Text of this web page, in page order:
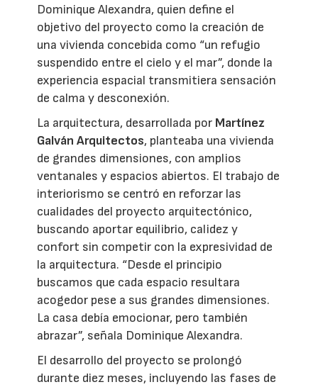
Dominique Alexandra, quien define el
objetivo del proyecto como la creación de
una vivienda concebida como “un refugio
suspendido entre el cielo y el mar”, donde la
experiencia espacial transmitiera sensación
de calma y desconexión.
La arquitectura, desarrollada por Martínez
Galván Arquitectos, planteaba una vivienda
de grandes dimensiones, con amplios
ventanales y espacios abiertos. El trabajo de
interiorismo se centró en reforzar las
cualidades del proyecto arquitectónico,
buscando aportar equilibrio, calidez y
confort sin competir con la expresividad de
la arquitectura. “Desde el principio
buscamos que cada espacio resultara
acogedor pese a sus grandes dimensiones.
La casa debía emocionar, pero también
abrazar”, señala Dominique Alexandra.
El desarrollo del proyecto se prolongó
durante diez meses, incluyendo las fases de